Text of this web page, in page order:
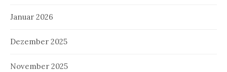
Januar 2026
Dezember 2025
November 2025